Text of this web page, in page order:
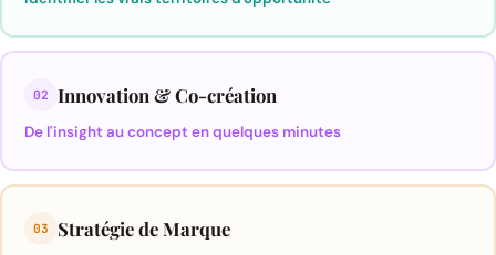
02 Innovation & Co-création
De l'insight au concept en quelques minutes
03 Stratégie de Marque